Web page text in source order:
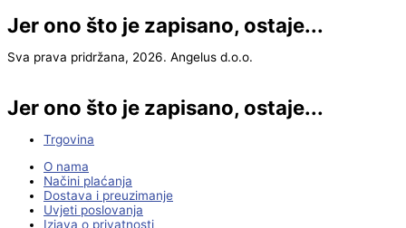
Jer ono što je zapisano, ostaje...
Sva prava pridržana, 2026. Angelus d.o.o.
Jer ono što je zapisano, ostaje...
Trgovina
O nama
Načini plaćanja
Dostava i preuzimanje
Uvjeti poslovanja
Izjava o privatnosti